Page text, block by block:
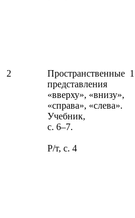
2
Пространственные
представления
«вверху», «внизу»,
«справа», «слева».
Учебник,
с. 6–7.
Р/т, с. 4
1